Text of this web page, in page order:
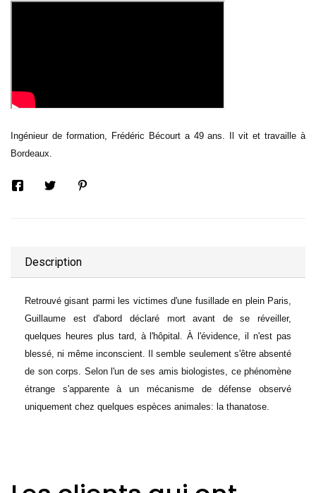
Ingénieur de formation, Frédéric Bécourt a 49 ans. Il vit et travaille à
Bordeaux.
Description
Retrouvé gisant parmi les victimes d'une fusillade en plein Paris,
Guillaume est d'abord déclaré mort avant de se réveiller,
quelques heures plus tard, à l'hôpital. À l'évidence, il n'est pas
blessé, ni même inconscient. Il semble seulement s'être absenté
de son corps. Selon l'un de ses amis biologistes, ce phénomène
étrange s'apparente à un mécanisme de défense observé
uniquement chez quelques espèces animales: la thanatose.